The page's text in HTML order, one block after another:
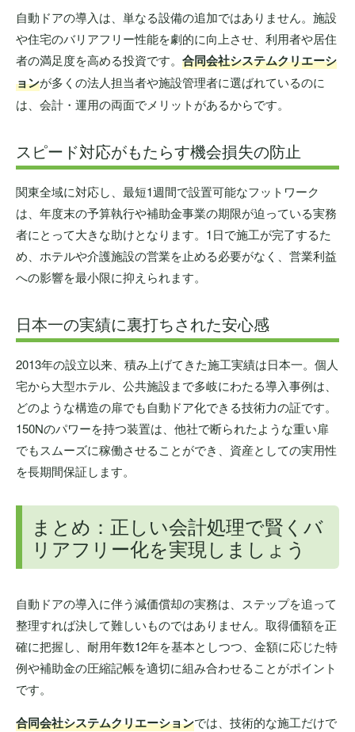
自動ドアの導入は、単なる設備の追加ではありません。施設
や住宅のバリアフリー性能を劇的に向上させ、利用者や居住
者の満足度を高める投資です。 合同会社システムクリエーシ
ョンが多くの法人担当者や施設管理者に選ばれているのに
は、会計・運用の両面でメリットがあるからです。
スピード対応がもたらす機会損失の防止
関東全域に対応し、最短1週間で設置可能なフットワーク
は、年度末の予算執行や補助金事業の期限が迫っている実務
者にとって大きな助けとなります。1日で施工が完了するた
め、ホテルや介護施設の営業を止める必要がなく、営業利益
への影響を最小限に抑えられます。
日本一の実績に裏打ちされた安心感
2013年の設立以来、積み上げてきた施工実績は日本一。個人
宅から大型ホテル、公共施設まで多岐にわたる導入事例は、
どのような構造の扉でも自動ドア化できる技術力の証です。
150Nのパワーを持つ装置は、他社で断られたような重い扉
でもスムーズに稼働させることができ、資産としての実用性
を長期間保証します。
まとめ：正しい会計処理で賢くバ
リアフリー化を実現しましょう
自動ドアの導入に伴う減価償却の実務は、ステップを追って
整理すれば決して難しいものではありません。取得価額を正
確に把握し、耐用年数12年を基本としつつ、金額に応じた特
例や補助金の圧縮記帳を適切に組み合わせることがポイント
です。
合同会社システムクリエーションでは、技術的な施工だけで